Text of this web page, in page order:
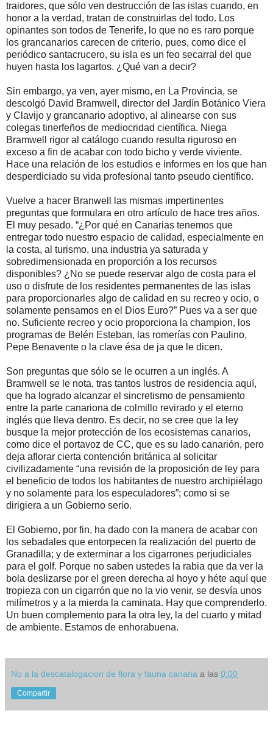
traidores, que sólo ven destrucción de las islas cuando, en
honor a la verdad, tratan de construirlas del todo. Los
opinantes son todos de Tenerife, lo que no es raro porque
los grancanarios carecen de criterio, pues, como dice el
periódico santacrucero, su isla es un feo secarral del que
huyen hasta los lagartos. ¿Qué van a decir?
Sin embargo, ya ven, ayer mismo, en La Provincia, se
descolgó David Bramwell, director del Jardín Botánico Viera
y Clavijo y grancanario adoptivo, al alinearse con sus
colegas tinerfeños de mediocridad científica. Niega
Bramwell rigor al catálogo cuando resulta riguroso en
exceso a fin de acabar con todo bicho y verde viviente.
Hace una relación de los estudios e informes en los que han
desperdiciado su vida profesional tanto pseudo científico.
Vuelve a hacer Branwell las mismas impertinentes
preguntas que formulara en otro artículo de hace tres años.
El muy pesado. “¿Por qué en Canarias tenemos que
entregar todo nuestro espacio de calidad, especialmente en
la costa, al turismo, una industria ya saturada y
sobredimensionada en proporción a los recursos
disponibles? ¿No se puede reservar algo de costa para el
uso o disfrute de los residentes permanentes de las islas
para proporcionarles algo de calidad en su recreo y ocio, o
solamente pensamos en el Dios Euro?” Pues va a ser que
no. Suficiente recreo y ocio proporciona la champion, los
programas de Belén Esteban, las romerías con Paulino,
Pepe Benavente o la clave ésa de ja que le dicen.
Son preguntas que sólo se le ocurren a un inglés. A
Bramwell se le nota, tras tantos lustros de residencia aquí,
que ha logrado alcanzar el sincretismo de pensamiento
entre la parte canariona de colmillo revirado y el eterno
inglés que lleva dentro. Es decir, no se cree que la ley
busque la mejor protección de los ecosistemas canarios,
como dice el portavoz de CC, que es su lado canarión, pero
deja aflorar cierta contención británica al solicitar
civilizadamente “una revisión de la proposición de ley para
el beneficio de todos los habitantes de nuestro archipiélago
y no solamente para los especuladores”; como si se
dirigiera a un Gobierno serio.
El Gobierno, por fin, ha dado con la manera de acabar con
los sebadales que entorpecen la realización del puerto de
Granadilla; y de exterminar a los cigarrones perjudiciales
para el golf. Porque no saben ustedes la rabia que da ver la
bola deslizarse por el green derecha al hoyo y héte aquí que
tropieza con un cigarrón que no la vio venir, se desvía unos
milímetros y a la mierda la caminata. Hay que comprenderlo.
Un buen complemento para la otra ley, la del cuarto y mitad
de ambiente. Estamos de enhorabuena.
No a la descatalogacion de flora y fauna canaria a las 0:00
Compartir